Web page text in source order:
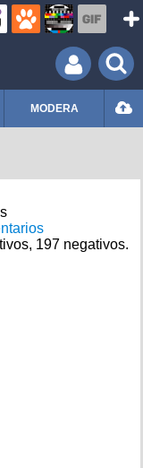
MODERA
197 negativos.